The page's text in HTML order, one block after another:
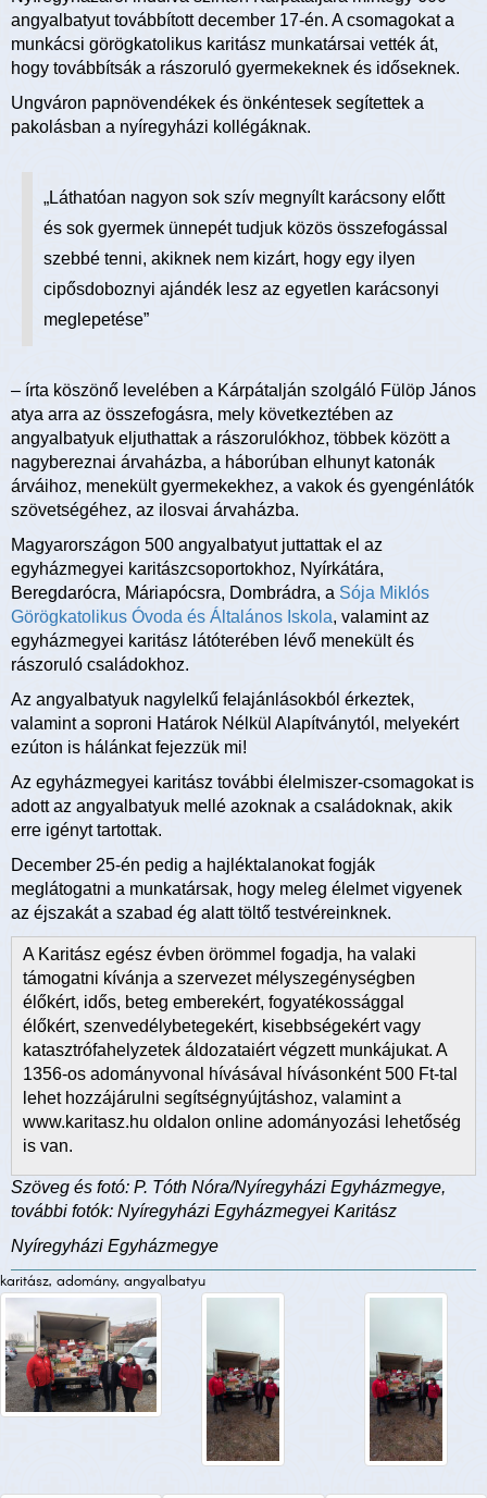
angyalbatyut továbbított december 17-én. A csomagokat a
munkácsi görögkatolikus karitász munkatársai vették át,
hogy továbbítsák a rászoruló gyermekeknek és időseknek.
Ungváron papnövendékek és önkéntesek segítettek a
pakolásban a nyíregyházi kollégáknak.
„Láthatóan nagyon sok szív megnyílt karácsony előtt
és sok gyermek ünnepét tudjuk közös összefogással
szebbé tenni, akiknek nem kizárt, hogy egy ilyen
cipősdoboznyi ajándék lesz az egyetlen karácsonyi
meglepetése”
– írta köszönő levelében a Kárpátalján szolgáló Fülöp János
atya arra az összefogásra, mely következtében az
angyalbatyuk eljuthattak a rászorulókhoz, többek között a
nagybereznai árvaházba, a háborúban elhunyt katonák
árváihoz, menekült gyermekekhez, a vakok és gyengénlátók
szövetségéhez, az ilosvai árvaházba.
Magyarországon 500 angyalbatyut juttattak el az
egyházmegyei karitászcsoportokhoz, Nyírkátára,
Beregdarócra, Máriapócsra, Dombrádra, a Sója Miklós
Görögkatolikus Óvoda és Általános Iskola, valamint az
egyházmegyei karitász látóterében lévő menekült és
rászoruló családokhoz.
Az angyalbatyuk nagylelkű felajánlásokból érkeztek,
valamint a soproni Határok Nélkül Alapítványtól, melyekért
ezúton is hálánkat fejezzük mi!
Az egyházmegyei karitász további élelmiszer-csomagokat is
adott az angyalbatyuk mellé azoknak a családoknak, akik
erre igényt tartottak.
December 25-én pedig a hajléktalanokat fogják
meglátogatni a munkatársak, hogy meleg élelmet vigyenek
az éjszakát a szabad ég alatt töltő testvéreinknek.
A Karitász egész évben örömmel fogadja, ha valaki
támogatni kívánja a szervezet mélyszegénységben
élőkért, idős, beteg emberekért, fogyatékossággal
élőkért, szenvedélybetegekért, kisebbségekért vagy
katasztrófahelyzetek áldozataiért végzett munkájukat. A
1356-os adományvonal hívásával hívásonként 500 Ft-tal
lehet hozzájárulni segítségnyújtáshoz, valamint a
www.karitasz.hu oldalon online adományozási lehetőség
is van.
Szöveg és fotó: P. Tóth Nóra/Nyíregyházi Egyházmegye,
további fotók: Nyíregyházi Egyházmegyei Karitász
Nyíregyházi Egyházmegye
karitász, adomány, angyalbatyu